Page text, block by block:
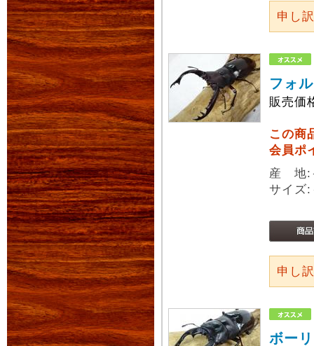
申し
フォ
販売価
この商
会員ポ
産 地:
サイズ
申し
ボー